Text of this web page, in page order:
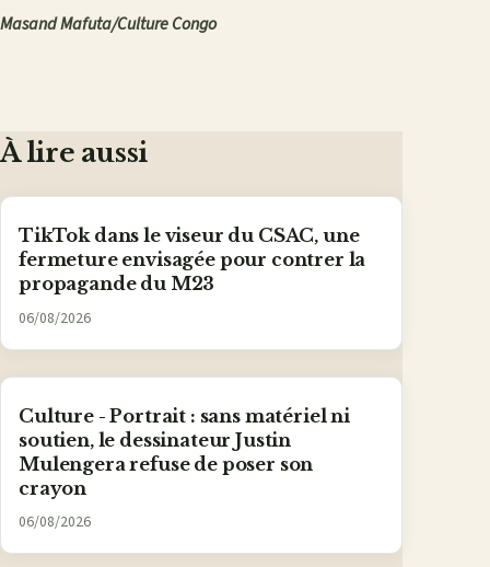
Masand Mafuta/Culture Congo
À lire aussi
TikTok dans le viseur du CSAC, une
fermeture envisagée pour contrer la
propagande du M23
06/08/2026
Culture - Portrait : sans matériel ni
soutien, le dessinateur Justin
Mulengera refuse de poser son
crayon
06/08/2026